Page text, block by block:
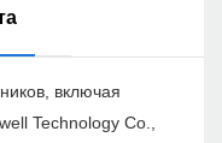
включая
Technology Co.,